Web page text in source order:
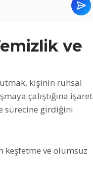
ve
kişinin ruhsal
çalıştığına işaret
sürecine girdiğini
ve olumsuz